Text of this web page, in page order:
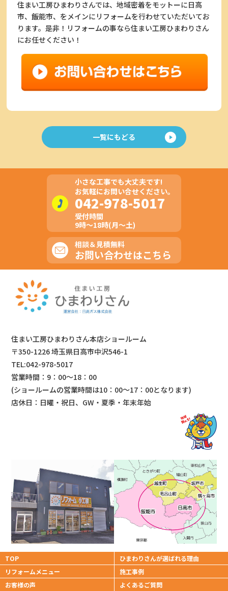
住まい工房ひまわりさんでは、地域密着をモットーに日高
市、飯能市、をメインにリフォームを行わせていただいてお
ります。是非！リフォームの事なら住まい工房ひまわりさん
にお任せください！
一覧にもどる
小さな工事でも大丈夫です!
お気軽にお問い合せください。
042-978-5017
受付時間
9時～18時(月～土)
相談＆見積無料
お問い合わせはこちら
住まい工房ひまわりさん本店ショールーム
〒350-1226 埼玉県日高市中沢546-1
TEL:042-978-5017
営業時間：9：00～18：00
(ショールームの営業時間は10：00～17：00となります)
店休日：日曜・祝日、GW・夏季・年末年始
TOP ひまわりさんが選ばれる理由
リフォームメニュー
施工事例
お客様の声
よくあるご質問